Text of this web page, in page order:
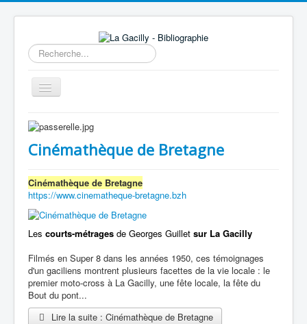
Rechercher
Basculer
la
Accueil
14e au 18e siècle
Visiter
Agenda
Aide
Contactez-nous
A propos
Cinémathèque de Bretagne
Cinémathèque de Bretagne
https://www.cinematheque-bretagne.bzh
Les courts-métrages de Georges Guillet sur La Gacilly
Filmés en Super 8 dans les années 1950, ces témoignages
d'un gaciliens montrent plusieurs facettes de la vie locale : le
premier moto-cross à La Gacilly, une fête locale, la fête du
Bout du pont...
Lire la suite : Cinémathèque de Bretagne